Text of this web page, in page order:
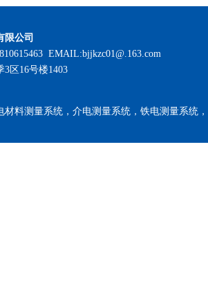
限公司
EMAIL:bjjkzc01@.163.com
区16号楼1403
材料测量系统，介电测量系统，铁电测量系统